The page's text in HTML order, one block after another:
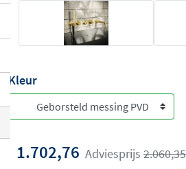
Kleur
1.702,76 Adviesprijs 2.060,35